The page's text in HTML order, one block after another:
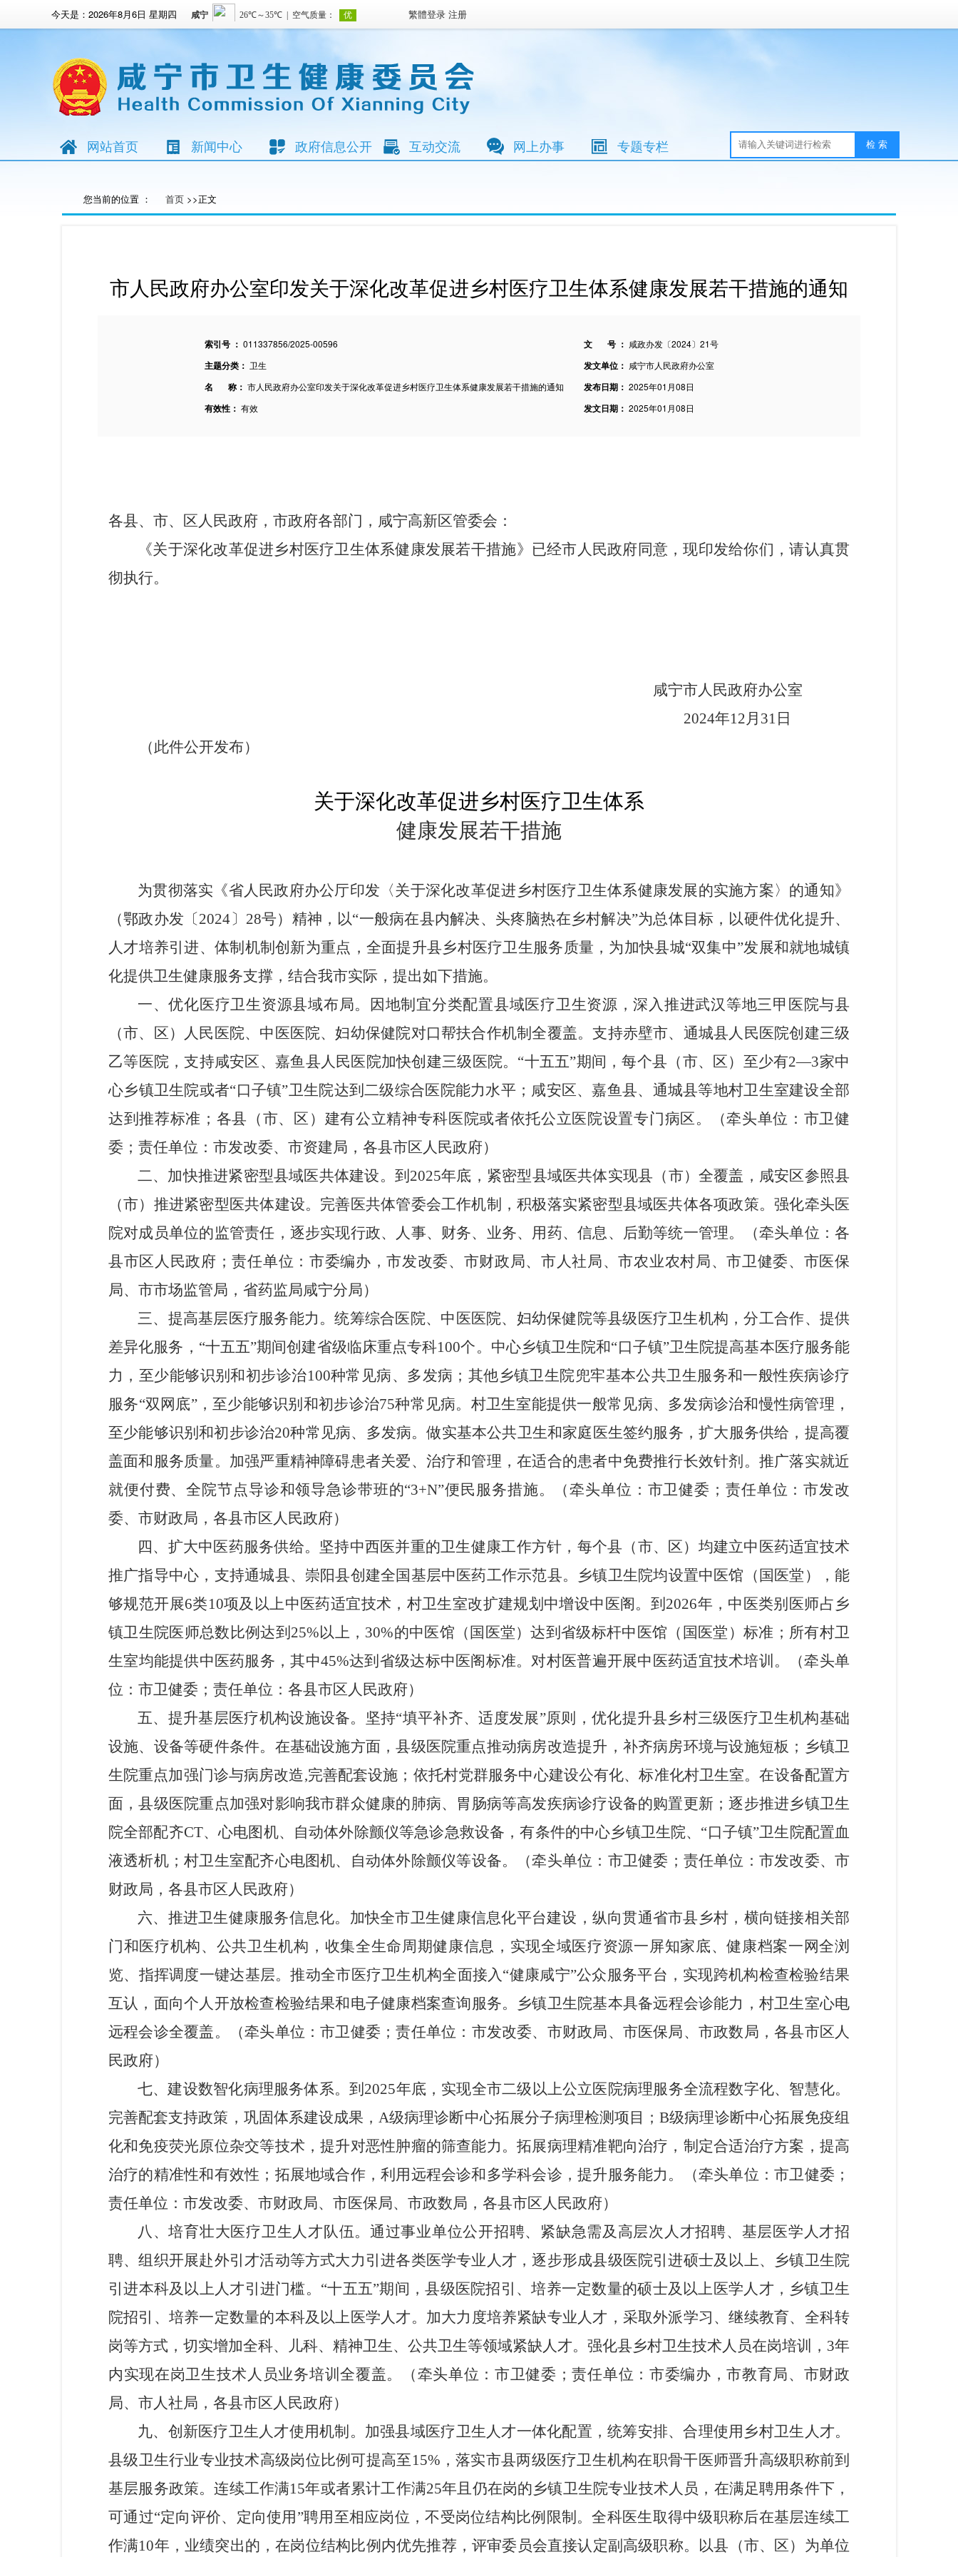
今天是： 2026年8月6日 星期四 繁體登录 注册
网站首页 新闻中心 政府信息公开 互动交流 网上办事 专题专栏
您当前的位置 ： 首页 >>正文
市人民政府办公室印发关于深化改革促进乡村医疗卫生体系健康发展若干措施的通知
索引号 ： 011337856/2025-00596 文 号 ： 咸政办发〔2024〕21号
主题分类： 卫生 发文单位： 咸宁市人民政府办公室
名 称： 市人民政府办公室印发关于深化改革促进乡村医疗卫生体系健康发展若干措施的通知 发布日期： 2025年01月08日
有效性： 有效 发文日期： 2025年01月08日
各县、市、区人民政府，市政府各部门，咸宁高新区管委会：
《关于深化改革促进乡村医疗卫生体系健康发展若干措施》已经市人民政府同意，现印发给你们，请认真贯
彻执行。
咸宁市人民政府办公室
2024年12月31日
（此件公开发布）
关于深化改革促进乡村医疗卫生体系
健康发展若干措施
为贯彻落实《省人民政府办公厅印发〈关于深化改革促进乡村医疗卫生体系健康发展的实施方案〉的通知》
（鄂政办发〔2024〕28号）精神， 以“一般病在县内解决、头疼脑热在乡村解决”为总体目标 ，以硬件优化提升、
人才培养引进、体制机制创新为重点，全面提升县乡村医疗卫生服务质量， 为加快县城“双集中”发展和就地城镇
化提供卫生健康服务支撑，结合我市实际，提出如下措施。
一、优化医疗卫生资源县域布局。 因地制宜分类配置县域医疗卫生资源 ，深入推进武汉等地三甲医院与县
（市、区）人民医院、中医医院、妇幼保健院对口帮扶合作机制全覆盖。支持赤壁市、通城县人民医院创建三级
乙等医院，支持咸安区、嘉鱼县人民医院加快创建三级医院。 “十五五”期间，每个县（市、区）至少有2—3家中
心乡镇卫生院或者“口子镇”卫生院达到二级综合医院能力水平 ；咸安区、嘉鱼县、通城县等地村卫生室建设全部
达到推荐标准；各县（市、区）建有公立精神专科医院或者依托公立医院设置专门病区。（牵头单位：市卫健
委 ； 责任单位：市发改委、 市资建局， 各县市区人民政府）
二、 加快推进紧密型县域医共体建设。 到2025年底，紧密型县域医共体实现县（市）全覆盖，咸安区参照县
（市）推进紧密型医共体建设。完善医共体管委会工作机制，积极落实紧密型县域医共体各项政策。强化牵头医
院对成员单位的监管责任，逐步实现行政、人事、财务、业务、用药、信息、后勤等统一管理。（牵头单位：各
县市区人民政府 ； 责任单位：市委编办 ，市发改委、市财政局、市人社局、市农业农村局、市卫健委、 市医保
局、市市场监管局，省药监局咸宁分局）
三、提高基层医疗服务能力 。统筹综合医院、中医医院、妇幼保健院等县级医疗卫生机构，分工合作、提供
差异化服务，“十五五”期间创建省级临床重点专科100个。中心乡镇卫生院和“口子镇”卫生院提高基本医疗服务能
力，至少能够识别和初步诊治100种常见病、多发病；其他乡镇卫生院兜牢基本公共卫生服务和一般性疾病诊疗
服务“双网底”，至少能够识别和初步诊治75种常见病。村卫生室能提供一般常见病、多发病诊治和慢性病管理，
至少能够识别和初步诊治20种常见病、多发病。做实基本公共卫生和家庭医生签约服务，扩大服务供给，提高覆
盖面和服务质量。加强严重精神障碍患者关爱、治疗和管理，在适合的患者中免费推行长效针剂。推广落实就近
就便付费、全院节点导诊和领导急诊带班的“3+N”便民服务措施。（牵头单位：市卫健委 ； 责任单位：市发改
委、市财政局 ， 各县市区人民政府）
四、扩大中医药服务供给。 坚持中西医并重的卫生健康工作方针， 每个县（市、区）均建立中医药适宜技术
推广指导中心，支持通城县、崇阳县创建全国基层中医药工作示范县。
乡镇卫生院均设置中医馆（国医堂），能
够规范开展6类10项及以上中医药适宜技术，村卫生室改扩建规划中增设中医阁。到2026年，中医类别医师占 乡
镇卫生院医师总数比例达到25%以上，30%的中医馆（国医堂）达到省级标杆中医馆（国医堂）标准 ； 所有村卫
生室均能提供中医药服务，其中45%达到省级达标中医阁标准。对村医普遍开展中医药适宜技术培训。（牵头单
位：市卫健委 ； 责任单位：各县市区人民政府）
五、提升基层医疗机构设施设备。 坚持“填平补齐、适度发展”原则，优化提升县乡村三级医疗卫生机构基础
设施、设备等硬件条件。在基础设施方面，县级医院重点推动病房改造提升，补齐病房环境与设施短板；乡镇卫
生院重点加强门诊与病房改造,完善配套设施 ；依托村党群服务中心建设公有化、标准化村卫生室。在设备配置方
面，县级医院重点加强对影响我市群众健康的肺病、胃肠病等高发疾病诊疗设备的购置更新；逐步推进乡镇卫生
院全部配齐CT、心电图机、自动体外除颤仪等急诊急救设备 ，有条件的中心乡镇卫生院、“口子镇”卫生院配置血
液透析机；村卫生室配齐心电图机、自动体外除颤仪等设备。（牵头单位：市卫健委 ； 责任单位：市发改委、市
财政局，各县市区人民政府）
六、推进卫生健康服务信息化。 加快全市卫生健康信息化平台建设，纵向贯通省市县 乡村，横向链接相关部
门和医疗机构、公共卫生机构， 收集全生命周期健康信息， 实现全域医疗资源一屏知家底、健康档案一网全浏
览、指挥调度一键达基层。推动全市医疗卫生机构全面接入“健康咸宁”公众服务平台，实现跨机构检查检验结果
互认 ， 面向个人开放检查检验结果和电子健康档案查询服务。
乡镇卫生院基本具备远程会诊能力，村卫生室心电
远程会诊全覆盖。（牵头单位：市卫健委 ；责任单位：市发改委、市财政局、市医保局、市政数局，各县市区人
民政府）
七、建设数智化病理服务体系。到2025年底，实现全市二级以上公立医院病理服务全流程数字化、智慧化。
完善配套支持政策，巩固体系建设成果，A级病理诊断中心拓展分子病理检测项目；B级病理诊断中心拓展免疫组
化和免疫荧光原位杂交等技术，提升对恶性肿瘤的筛查能力。拓展病理精准靶向治疗，制定合适治疗方案，提高
治疗的精准性和有效性；拓展地域合作，利用远程会诊和多学科会诊，提升服务能力。（牵头单位：市卫健委 ；
责任单位：市发改委、市财政局、市医保局、市政数局，各县市区人民政府）
八 、培育壮大医疗卫生人才队伍。通过事业单位公开招聘、紧缺急需及高层次人才招聘、基层医学人才招
聘、组织开展赴外引才活动等方式大力引进各类医学专业人才，逐步形成县级医院引进硕士及以上、乡镇卫生院
引进本科及以上人才引进门槛。“十五五”期间，县级医院招引、培养一定数量的硕士及以上 医学人才，乡镇卫生
院招引、培养一定数量的本科及以上医学人才。 加大力度培养紧缺专业人才， 采取外派学习、继续教育、全科转
岗等方式， 切实增加全科、儿科、 精神卫生、 公共卫生等领域紧缺人才。 强化县乡村卫生技术人员在岗培训 ， 3年
内实现在岗卫生技术人员业务培训全覆盖。（牵头单位：市卫健委 ； 责任单位：市委编办 ，市教育局、市财政
局、 市人社局 ， 各县市区人民政府）
九、创新医疗卫生人才使用机制 。 加强县域医疗卫生人才一体化配置，统筹安排、合理使用乡村卫生人才。
县级卫生行业专业技术高级岗位比例可提高至15% ，落实市县两级医疗卫生机构在职骨干医师晋升高级职称前到
基层服务政策。连续工作满15年或者累计工作满25年且仍在岗的乡镇卫生院专业技术人员，在满足聘用条件下，
可通过“定向评价、定向使用”聘用至相应岗位，不受岗位结构比例限制。全科医生取得中级职称后在基层连续工
作满10年，业绩突出的，在岗位结构比例内优先推荐，评审委员会直接认定副高级职称。以县 （市、 区） 为单位